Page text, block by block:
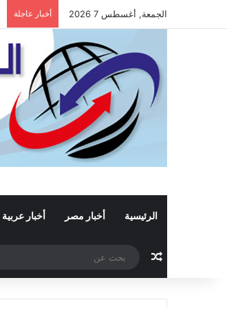
الجمعة, أغسطس 7 2026 أخبار عاجلة
الرئيسية أخبار مصر أخبار عربية
مقال عشوائي